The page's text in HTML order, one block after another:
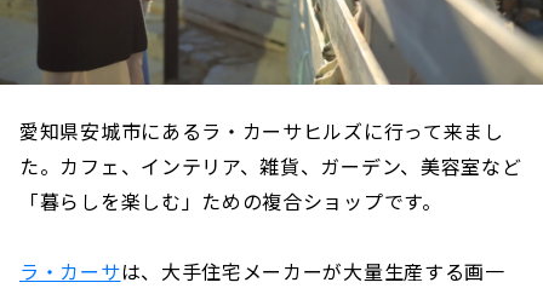
愛知県安城市にあるラ・カーサヒルズに行って来まし
た。カフェ、インテリア、雑貨、ガーデン、美容室など
「暮らしを楽しむ」ための複合ショップです。
ラ・カーサは、大手住宅メーカーが大量生産する画一